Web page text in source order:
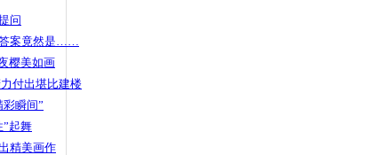
问
案竟然是……
樱美如画
付出堪比建楼
瞬间”
”起舞
精美画作